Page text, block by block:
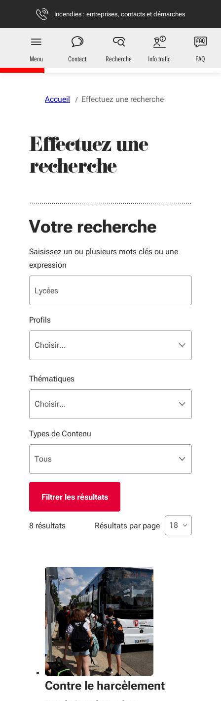
Vous naviguez en mode anonymisé,
Incendies : entreprises, contacts et démarches
Transports
en Nouvelle-Aquitaine
Menu Contact Recherche Info trafic FAQ
Accueil Effectuez une recherche
Effectuez une
recherche
Votre recherche
Saisissez un ou plusieurs mots clés ou une
expression
Profils
Choisir…
Thématiques
Choisir…
Types de Contenu
Tous
Filtres appliqués
8 résultats Résultats par page Liste de
sélectionné
18
Contre le harcèlement